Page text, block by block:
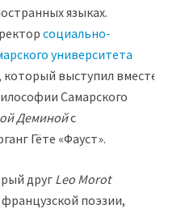
языках.
социально-
университета
который выступил вместе
Самарского
Деминойс
Гёте «Фауст».
друг Leo Morot
поэзии,